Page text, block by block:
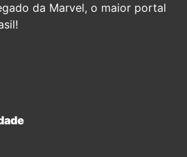
da Marvel, o maior portal